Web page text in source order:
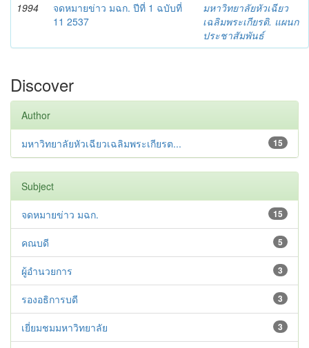
1994
จดหมายข่าว มฉก. ปีที่ 1 ฉบับที่
11 2537
มหาวิทยาลัยหัวเฉียว
เฉลิมพระเกียรติ. แผนก
ประชาสัมพันธ์
Discover
Author
15
มหาวิทยาลัยหัวเฉียวเฉลิมพระเกียรต...
Subject
15
จดหมายข่าว มฉก.
5
คณบดี
3
ผู้อำนวยการ
3
รองอธิการบดี
3
เยี่ยมชมมหาวิทยาลัย